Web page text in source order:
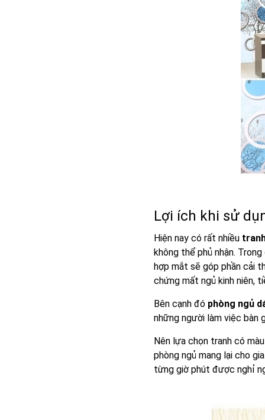
Lợi ích khi sử
Hiện nay có rất nhiều
không thể phủ nhận.
hợp mắt sẽ góp phần cải
chứng mất ngủ kinh niên,
Bên cạnh đó phòng ngủ
những người làm việc bàn
Nên lựa chọn tranh có
phòng ngủ mang lại cho
từng giờ phút được nghỉ